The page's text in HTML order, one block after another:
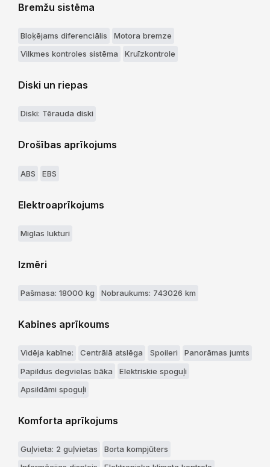
Bremžu sistēma
Bloķējams diferenciālis
Motora bremze
Vilkmes kontroles sistēma
Kruīzkontrole
Diski un riepas
Diski: Tērauda diski
Drošības aprīkojums
ABS EBS
Elektroaprīkojums
Miglas lukturi
Izmēri
Pašmasa: 18000 kg Nobraukums: 743026 km
Kabīnes aprīkoums
Vidēja kabīne: Centrālā atslēga Spoileri
Panorāmas jumts
Papildus degvielas bāka
Elektriskie spoguļi
Apsildāmi spoguļi
Komforta aprīkojums
Guļvieta: 2 guļvietas
Borta kompjūters